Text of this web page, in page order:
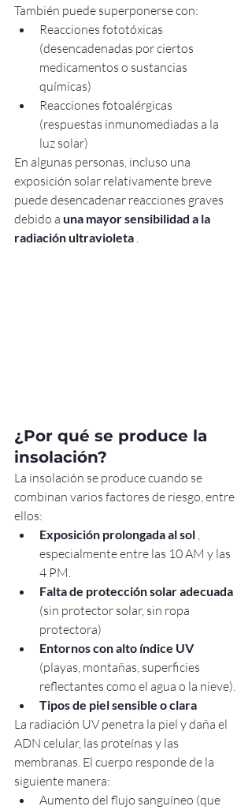
También puede superponerse con:
Reacciones fototóxicas
(desencadenadas por ciertos
medicamentos o sustancias
químicas)
Reacciones fotoalérgicas
(respuestas inmunomediadas a la
luz solar)
En algunas personas, incluso una
exposición solar relativamente breve
puede desencadenar reacciones graves
debido a una mayor sensibilidad a la
radiación ultravioleta .
¿Por qué se produce la
insolación?
La insolación se produce cuando se
combinan varios factores de riesgo, entre
ellos:
Exposición prolongada al sol ,
especialmente entre las 10 AM y las
4 PM.
Falta de protección solar adecuada
(sin protector solar, sin ropa
protectora)
Entornos con alto índice UV
(playas, montañas, superficies
reflectantes como el agua o la nieve).
Tipos de piel sensible o clara
La radiación UV penetra la piel y daña el
ADN celular, las proteínas y las
membranas. El cuerpo responde de la
siguiente manera:
Aumento del flujo sanguíneo (que